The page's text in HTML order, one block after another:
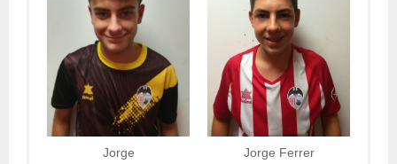
Jorge Jorge Ferrer